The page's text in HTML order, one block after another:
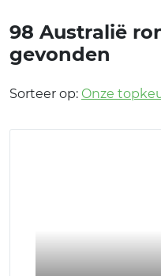
98 Australië
gevonden
Sorteer op: Onze